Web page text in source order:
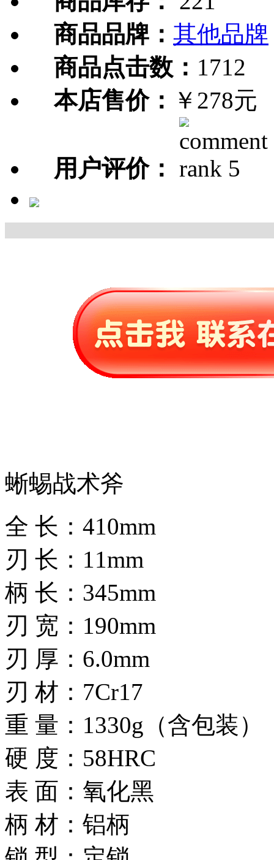
商品品牌： 其他品牌
商品点击数： 1712
本店售价： ￥278元
用户评价：
蜥蜴战术斧
全 长：410mm
刃 长：11mm
柄 长：345mm
刃 宽：190mm
刃 厚：6.0mm
刃 材：7Cr17
重 量：1330g（含包装）
硬 度：58HRC
表 面：氧化黑
柄 材：铝柄